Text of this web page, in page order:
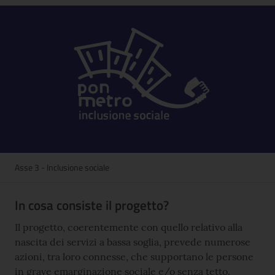
Asse 3 - Inclusione sociale
In cosa consiste il progetto?
Il progetto, coerentemente con quello relativo alla
nascita dei servizi a bassa soglia, prevede numerose
azioni, tra loro connesse, che supportano le persone
in grave emarginazione sociale e/o senza tetto.